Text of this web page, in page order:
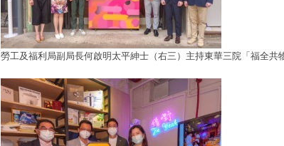
勞工及福利局副局長何啟明太平紳士（右三）主持東華三院「福全共